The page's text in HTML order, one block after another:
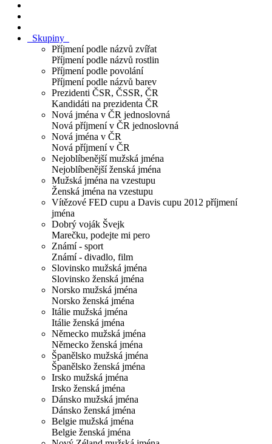
Skupiny
Příjmení podle názvů zvířat
Příjmení podle názvů rostlin
Příjmení podle povolání
Příjmení podle názvů barev
Prezidenti ČSR, ČSSR, ČR
Kandidáti na prezidenta ČR
Nová jména v ČR jednoslovná
Nová příjmení v ČR jednoslovná
Nová jména v ČR
Nová příjmení v ČR
Nejoblíbenější mužská jména
Nejoblíbenější ženská jména
Mužská jména na vzestupu
Ženská jména na vzestupu
Vítězové FED cupu a Davis cupu 2012 příjmení
jména
Dobrý voják Švejk
Marečku, podejte mi pero
Známí - sport
Známí - divadlo, film
Slovinsko mužská jména
Slovinsko ženská jména
Norsko mužská jména
Norsko ženská jména
Itálie mužská jména
Itálie ženská jména
Německo mužská jména
Německo ženská jména
Španělsko mužská jména
Španělsko ženská jména
Irsko mužská jména
Irsko ženská jména
Dánsko mužská jména
Dánsko ženská jména
Belgie mužská jména
Belgie ženská jména